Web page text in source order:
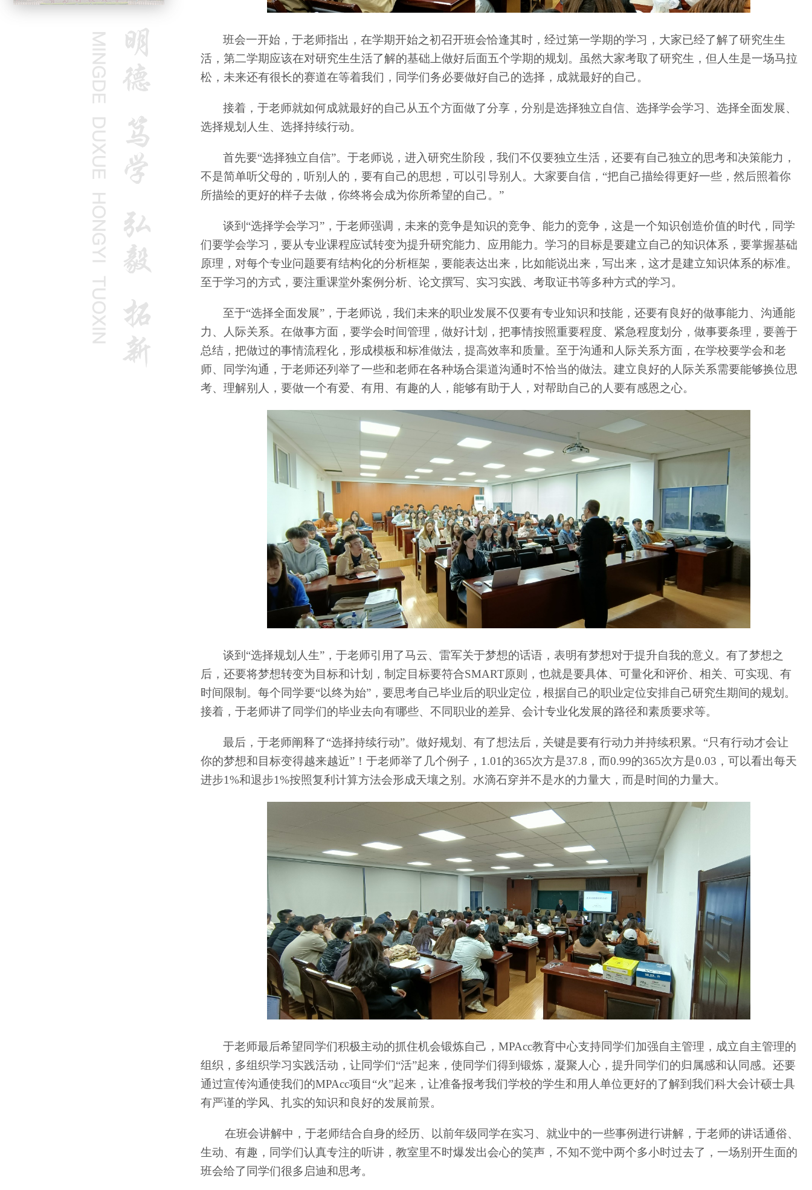
班会一开始，于老师指出，在学期开始之初召开班会恰逢其时，经过第一学期的学习，大家已经了解了研究生生
活，第二学期应该在对研究生生活了解的基础上做好后面五个学期的规划。虽然大家考取了研究生，但人生是一场马拉
松，未来还有很长的赛道在等着我们，同学们务必要做好自己的选择，成就最好的自己。
接着，于老师就如何成就最好的自己从五个方面做了分享，分别是选择独立自信、选择学会学习、选择全面发展、
选择规划人生、选择持续行动。
首先要“选择独立自信”。于老师说，进入研究生阶段，我们不仅要独立生活，还要有自己独立的思考和决策能力，
不是简单听父母的，听别人的，要有自己的思想，可以引导别人。大家要自信，“把自己描绘得更好一些，然后照着你
所描绘的更好的样子去做，你终将会成为你所希望的自己。”
谈到“选择学会学习”，于老师强调，未来的竞争是知识的竞争、能力的竞争，这是一个知识创造价值的时代，同学
们要学会学习，要从专业课程应试转变为提升研究能力、应用能力。学习的目标是要建立自己的知识体系，要掌握基础
原理，对每个专业问题要有结构化的分析框架，要能表达出来，比如能说出来，写出来，这才是建立知识体系的标准。
至于学习的方式，要注重课堂外案例分析、论文撰写、实习实践、考取证书等多种方式的学习。
至于“选择全面发展”，于老师说，我们未来的职业发展不仅要有专业知识和技能，还要有良好的做事能力、沟通能
力、人际关系。在做事方面，要学会时间管理，做好计划，把事情按照重要程度、紧急程度划分，做事要条理，要善于
总结，把做过的事情流程化，形成模板和标准做法，提高效率和质量。至于沟通和人际关系方面，在学校要学会和老
师、同学沟通，于老师还列举了一些和老师在各种场合渠道沟通时不恰当的做法。建立良好的人际关系需要能够换位思
考、理解别人，要做一个有爱、有用、有趣的人，能够有助于人，对帮助自己的人要有感恩之心。
谈到“选择规划人生”，于老师引用了马云、雷军关于梦想的话语，表明有梦想对于提升自我的意义。有了梦想之
后，还要将梦想转变为目标和计划，制定目标要符合SMART原则，也就是要具体、可量化和评价、相关、可实现、有
时间限制。每个同学要“以终为始”，要思考自己毕业后的职业定位，根据自己的职业定位安排自己研究生期间的规划。
接着，于老师讲了同学们的毕业去向有哪些、不同职业的差异、会计专业化发展的路径和素质要求等。
最后，于老师阐释了“选择持续行动”。做好规划、有了想法后，关键是要有行动力并持续积累。“只有行动才会让
你的梦想和目标变得越来越近”！于老师举了几个例子， 1.01 的365次方是37.8 ，而0.99的365次方是0.03 ，可以看出每天
进步1%和退步1%按照复利计算方法会形成天壤之别。水滴石穿并不是水的力量大，而是时间的力量大。
于老师最后希望同学们积极主动的抓住机会锻炼自己， MPAcc教育中心支持同学们加强自主管理，成立自主管理的
组织，多组织学习实践活动，让同学们“活”起来，使同学们得到锻炼，凝聚人心，提升同学们的归属感和认同感。还要
通过宣传沟通使我们的MPAcc项目“火”起来，让准备报考我们学校的学生和用人单位更好的了解到我们科大会计硕士具
有严谨的学风、扎实的知识和良好的发展前景。
在班会讲解中，于老师结合自身的经历、以前年级同学在实习、就业中的一些事例进行讲解，于老师的讲话通俗、
生动、有趣，同学们认真专注的听讲，教室里不时爆发出会心的笑声，不知不觉中两个多小时过去了，一场别开生面的
班会给了同学们很多启迪和思考。